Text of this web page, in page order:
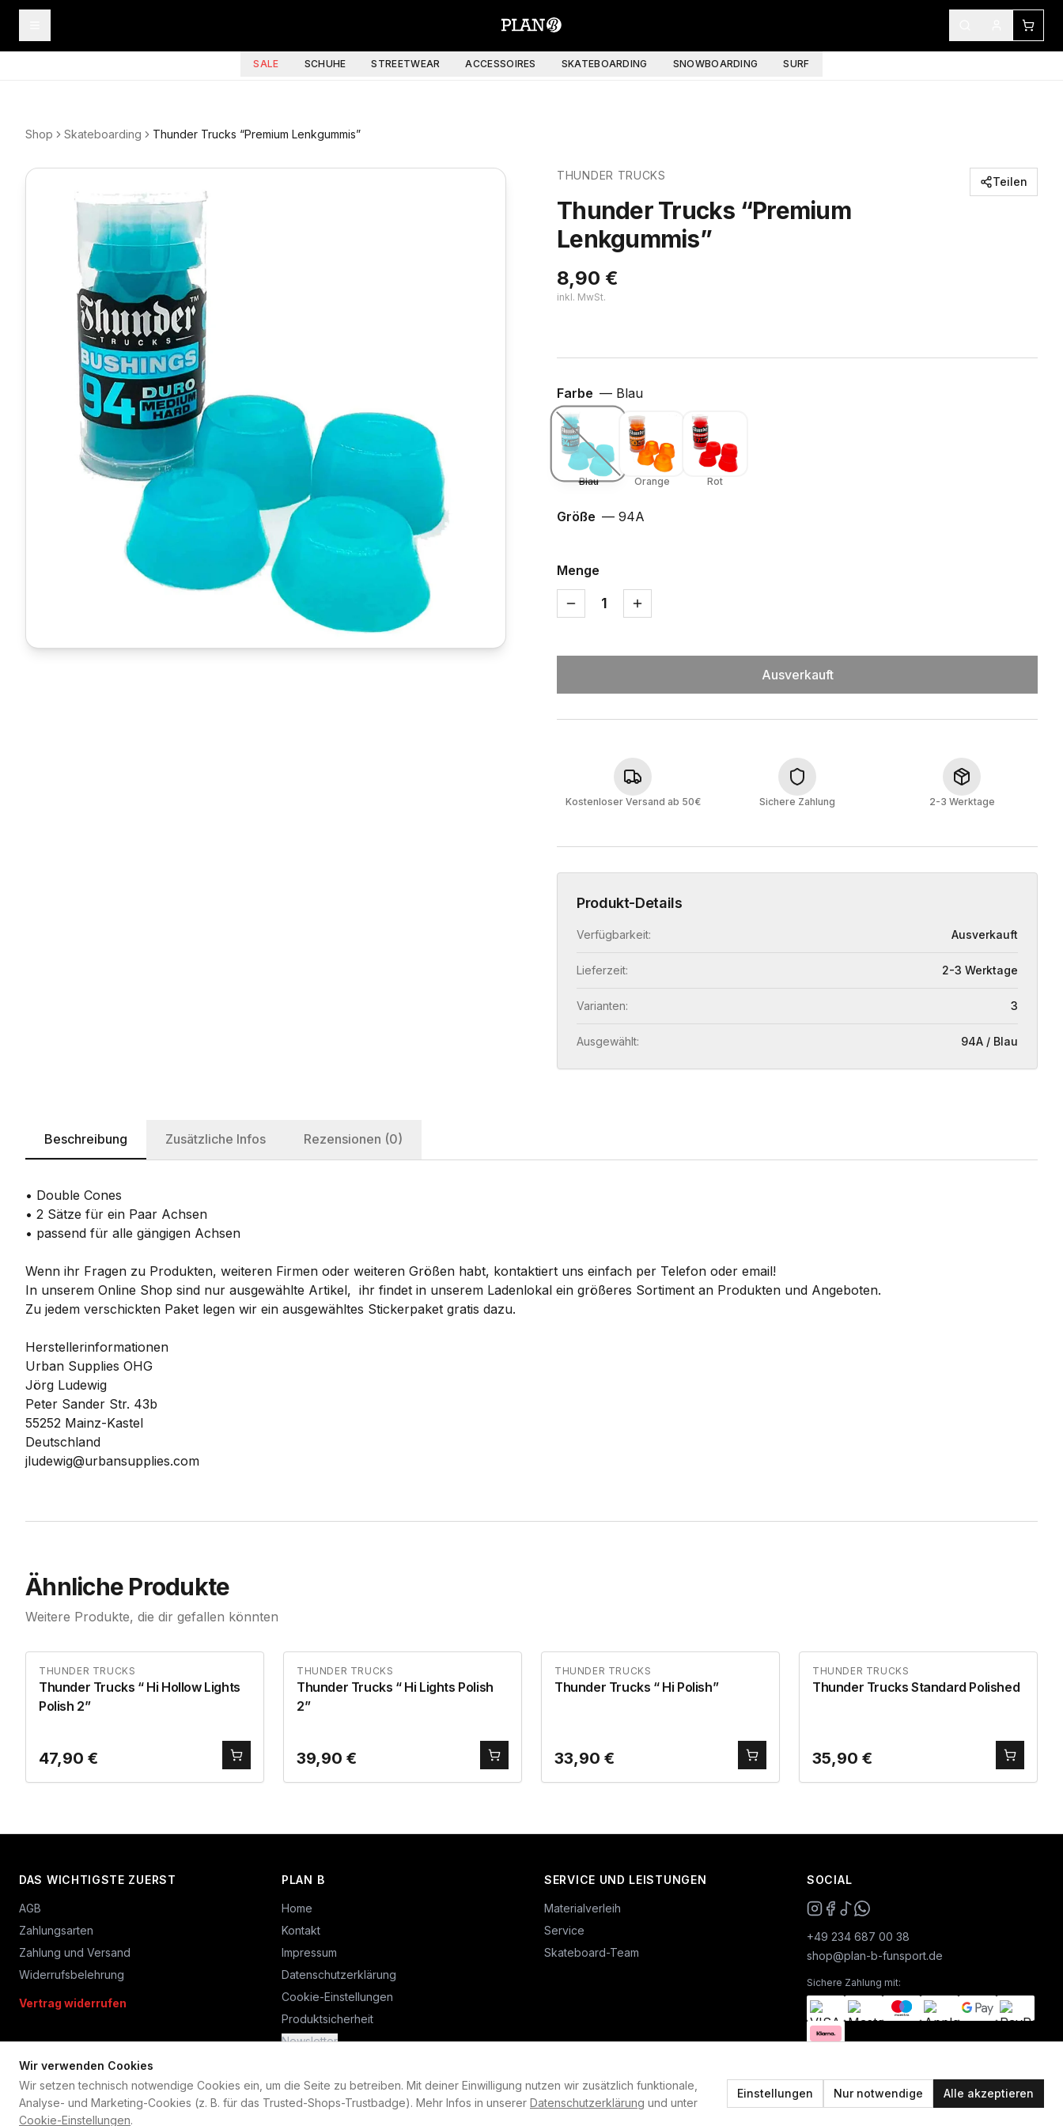
Wir verwenden Cookies
Wir setzen technisch notwendige Cookies ein, um die Seite zu betreiben. Mit deiner Einwilligung nutzen wir zusätzlich funktionale,
Analyse- und Marketing-Cookies (z. B. für das Trusted-Shops-Trustbadge). Mehr Infos in unserer Datenschutzerklärung und unter
Cookie-Einstellungen.
Einstellungen Nur notwendige Alle akzeptieren
SALE SCHUHE STREETWEAR ACCESSOIRES SKATEBOARDING SNOWBOARDING SURF
Shop Skateboarding Thunder Trucks “Premium Lenkgummis”
THUNDER TRUCKS
Thunder Trucks “Premium
Lenkgummis”
8,90 €
inkl. MwSt.
Teilen
Farbe — Blau
Blau Orange Rot
Größe — 94A
Menge
1
Ausverkauft
Kostenloser Versand ab 50€ Sichere Zahlung 2-3 Werktage
Produkt-Details
Verfügbarkeit: Ausverkauft
Lieferzeit: 2-3 Werktage
Varianten: 3
Ausgewählt: 94A / Blau
Beschreibung Zusätzliche Infos Rezensionen (0)
• Double Cones
• 2 Sätze für ein Paar Achsen
• passend für alle gängigen Achsen
Wenn ihr Fragen zu Produkten, weiteren Firmen oder weiteren Größen habt, kontaktiert uns einfach per Telefon oder email!
In unserem Online Shop sind nur ausgewählte Artikel, ihr findet in unserem Ladenlokal ein größeres Sortiment an Produkten und Angeboten.
Zu jedem verschickten Paket legen wir ein ausgewähltes Stickerpaket gratis dazu.
Herstellerinformationen
Urban Supplies OHG
Jörg Ludewig
Peter Sander Str. 43b
55252 Mainz-Kastel
Deutschland
jludewig@urbansupplies.com
Ähnliche Produkte
Weitere Produkte, die dir gefallen könnten
THUNDER TRUCKS
Thunder Trucks “ Hi Hollow Lights
Polish 2”
47,90 €
THUNDER TRUCKS
Thunder Trucks “ Hi Lights Polish
2”
39,90 €
THUNDER TRUCKS
Thunder Trucks “ Hi Polish”
33,90 €
THUNDER TRUCKS
Thunder Trucks Standard Polished
35,90 €
DAS WICHTIGSTE ZUERST
AGB
Zahlungsarten
Zahlung und Versand
Widerrufsbelehrung
Vertrag widerrufen
PLAN B
Home
Kontakt
Impressum
Datenschutzerklärung
Cookie-Einstellungen
Produktsicherheit
Newsletter
SERVICE UND LEISTUNGEN
Materialverleih
Service
Skateboard-Team
SOCIAL
+49 234 687 00 38
shop@plan-b-funsport.de
Sichere Zahlung mit:
©2026 Plan B. Alle Rechte vorbehalten.